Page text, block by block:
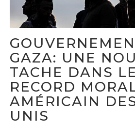
GAZA: UNE
TACHE DANS LE
RECORD
AMÉRICAIN
UNIS